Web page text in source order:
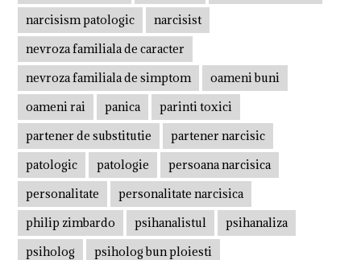
narcisism patologic
narcisist
nevroza familiala de caracter
nevroza familiala de simptom
oameni buni
oameni rai
panica
parinti toxici
partener de substitutie
partener narcisic
patologic
patologie
persoana narcisica
personalitate
personalitate narcisica
philip zimbardo
psihanalistul
psihanaliza
psiholog
psiholog bun ploiesti